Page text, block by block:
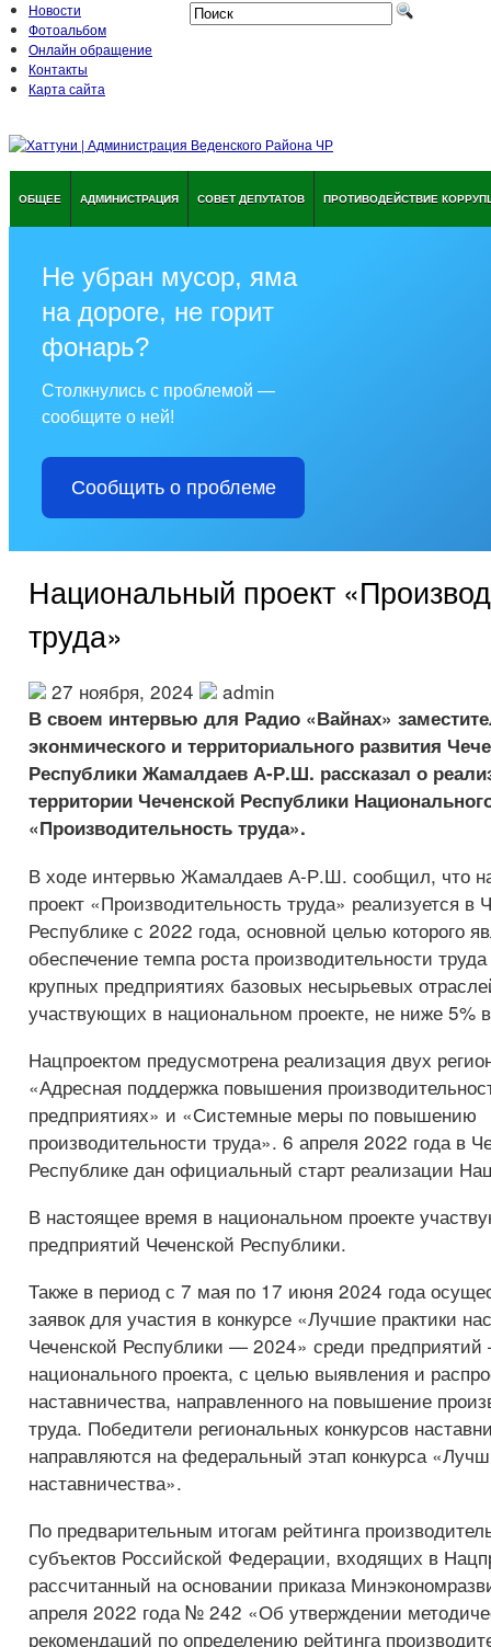
Новости
Фотоальбом
Онлайн обращение
Контакты
Карта сайта
ОБЩЕЕ АДМИНИСТРАЦИЯ СОВЕТ ДЕПУТАТОВ ПРОТИВОДЕЙСТВИЕ
Не убран мусор, яма
на дороге, не горит
фонарь?
Столкнулись с проблемой —
сообщите о ней!
Сообщить о проблеме
Национальный проект
труда»
27 ноября, 2024 admin
В своем интервью для Радио «Вайнах»
эконмического и территориального развития
Республики Жамалдаев А-Р.Ш. рассказал о
территории Чеченской Республики
«Производительность труда».
В ходе интервью Жамалдаев А-Р.Ш. сообщил, что
проект «Производительность труда» реализуется в
Республике с 2022 года, основной целью которого
обеспечение темпа роста производительности
крупных предприятиях базовых несырьевых
участвующих в национальном проекте, не ниже 5%
Нацпроектом предусмотрена реализация двух
«Адресная поддержка повышения
предприятиях» и «Системные меры по повышению
производительности труда». 6 апреля 2022 года в
Республике дан официальный старт реализации
В настоящее время в национальном проекте
предприятий Чеченской Республики.
Также в период с 7 мая по 17 июня 2024 года
заявок для участия в конкурсе «Лучшие практики
Чеченской Республики — 2024» среди предприятий
национального проекта, с целью выявления и
наставничества, направленного на повышение
труда. Победители региональных конкурсов
направляются на федеральный этап конкурса
наставничества».
По предварительным итогам рейтинга
субъектов Российской Федерации, входящих в
рассчитанный на основании приказа
апреля 2022 года № 242 «Об утверждении
рекомендаций по определению рейтинга